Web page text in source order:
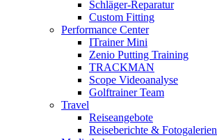
Schläger-Reparatur
Custom Fitting
Performance Center
ITrainer Mini
Zenio Putting Training
TRACKMAN
Scope Videoanalyse
Golftrainer Team
Travel
Reiseangebote
Reiseberichte & Fotogalerien